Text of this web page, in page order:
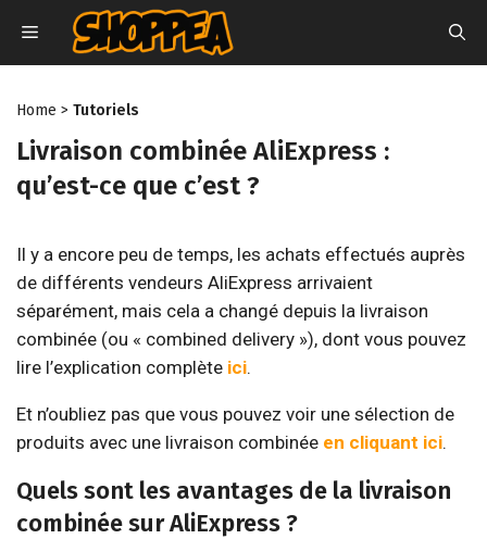
contenu
MENU
Home > Tutoriels
Livraison combinée AliExpress :
qu’est-ce que c’est ?
Il y a encore peu de temps, les achats effectués auprès
de différents vendeurs AliExpress arrivaient
séparément, mais cela a changé depuis la livraison
combinée (ou « combined delivery »), dont vous pouvez
lire l’explication complète ici.
Et n’oubliez pas que vous pouvez voir une sélection de
produits avec une livraison combinée en cliquant ici.
Quels sont les avantages de la livraison
combinée sur AliExpress ?